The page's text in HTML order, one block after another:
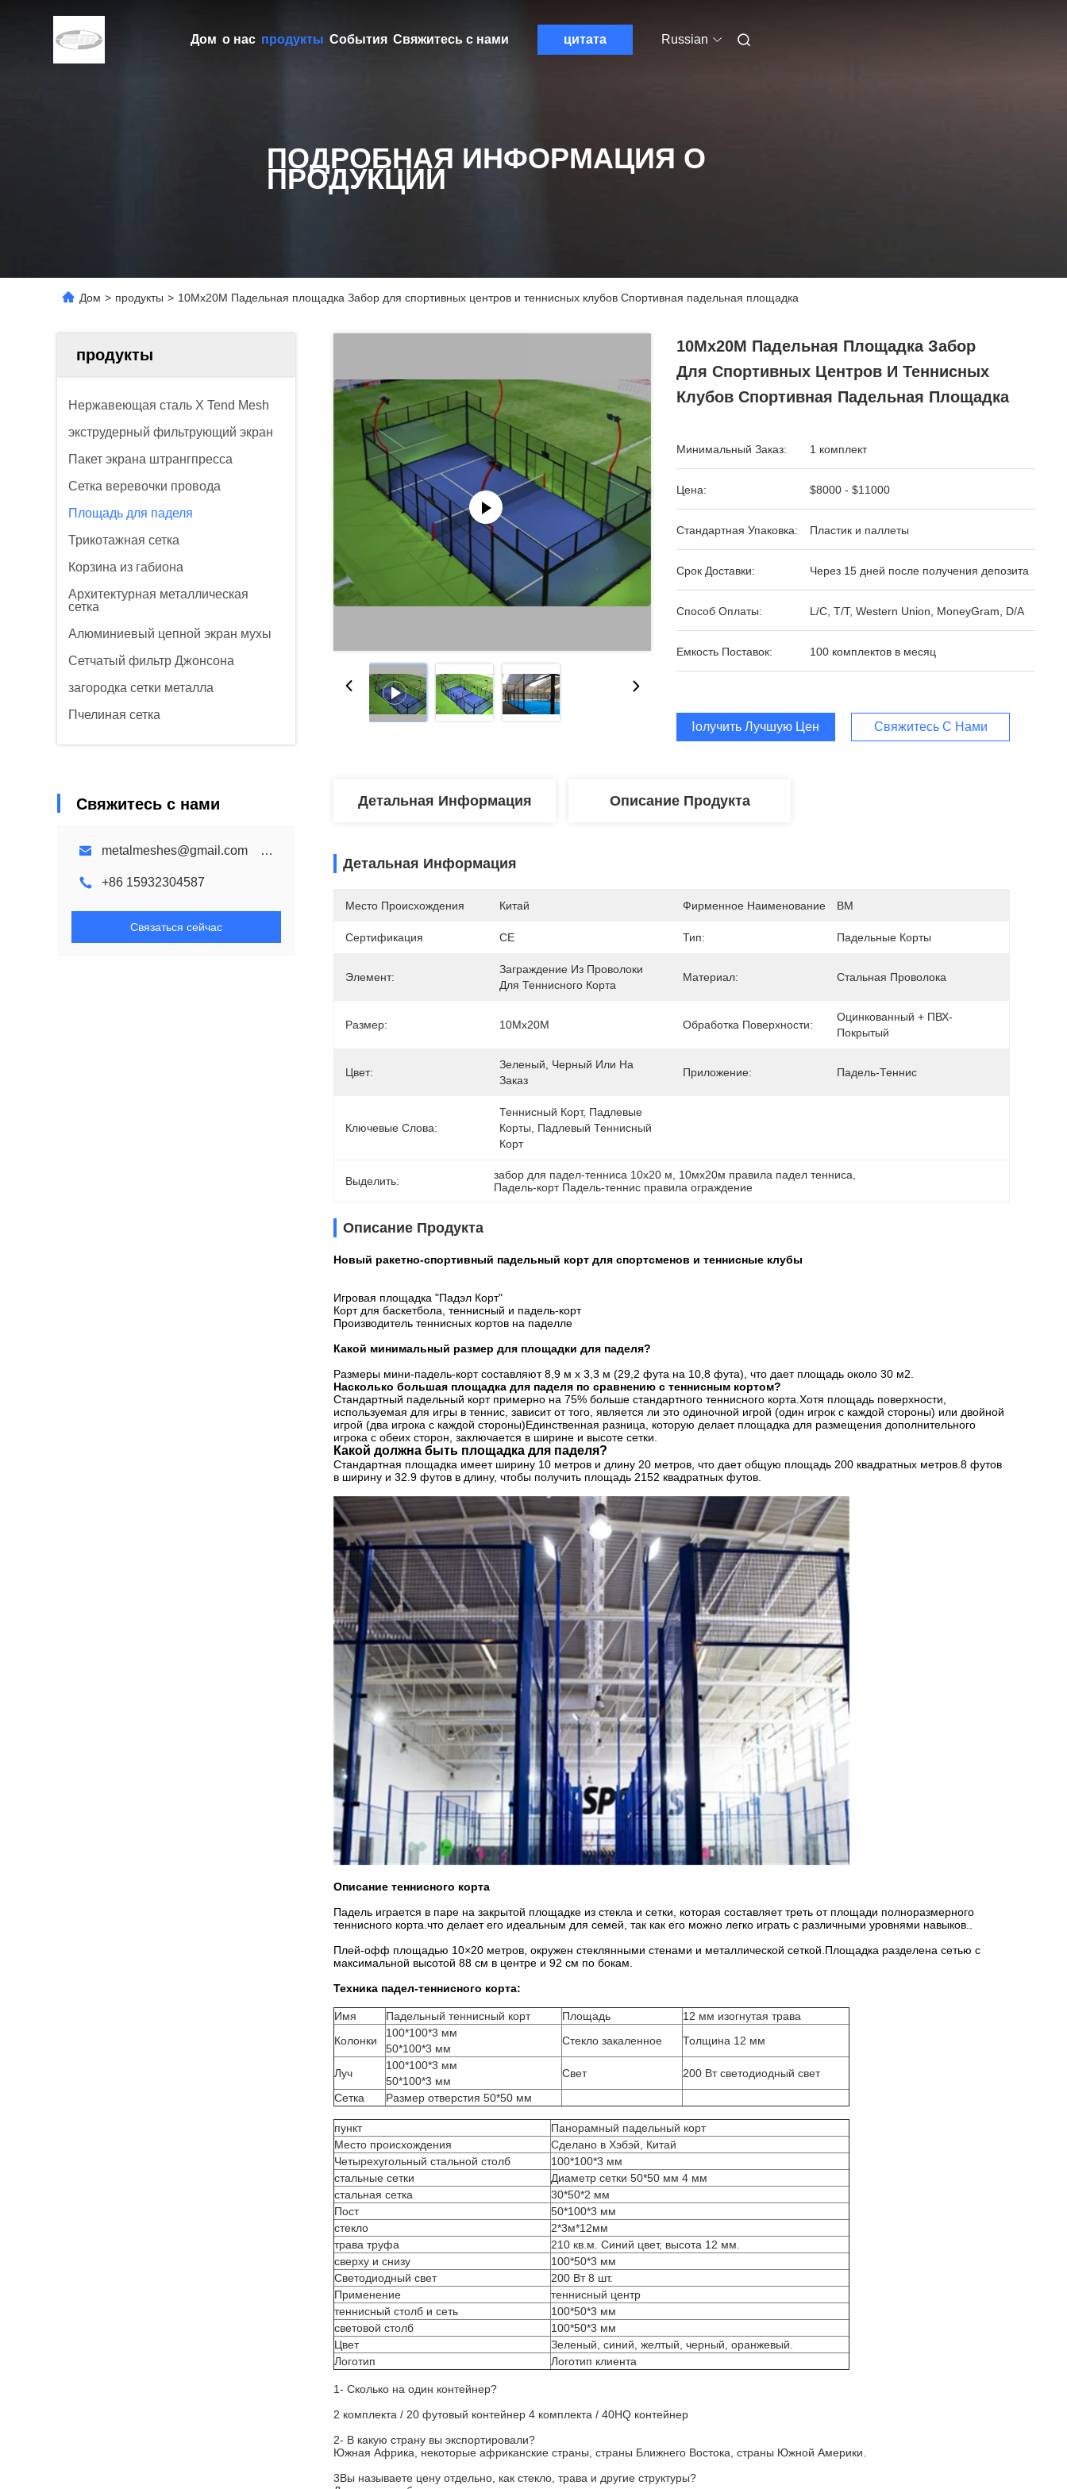
Дом о нас продукты События Свяжитесь с нами цитата Russian
ПОДРОБНАЯ ИНФОРМАЦИЯ О
ПРОДУКЦИИ
Дом > продукты > 10Mx20M Падельная площадка Забор для спортивных центров и теннисных клубов Спортивная падельная площадка
продукты
Нержавеющая сталь X Tend Mesh
экструдерный фильтрующий экран
Пакет экрана штрангпресса
Сетка веревочки провода
Площадь для паделя
Трикотажная сетка
Корзина из габиона
Архитектурная металлическая
сетка
Алюминиевый цепной экран мухы
Сетчатый фильтр Джонсона
загородка сетки металла
Пчелиная сетка
Свяжитесь с нами
metalmeshes@gmail.com karen@bmmetalmesh.com
+86 15932304587
Связаться сейчас
10Mx20M Падельная Площадка Забор
Для Спортивных Центров И Теннисных
Клубов Спортивная Падельная Площадка
Минимальный Заказ: 1 комплект
Цена: $8000 - $11000
Стандартная Упаковка: Пластик и паллеты
Срок Доставки: Через 15 дней после получения депозита
Способ Оплаты: L/C, T/T, Western Union, MoneyGram, D/A
Емкость Поставок: 100 комплектов в месяц
Получить Лучшую Цену Свяжитесь С Нами
Детальная Информация Описание Продукта
Детальная Информация
Место Происхождения Китай Фирменное Наименование BM
Сертификация CE Тип: Падельные Корты
Элемент:
Заграждение Из Проволоки
Для Теннисного Корта
Материал: Стальная Проволока
Размер: 10Mx20M Обработка Поверхности:
Оцинкованный + ПВХ-
Покрытый
Цвет:
Зеленый, Черный Или На
Заказ
Приложение: Падель-Теннис
Ключевые Слова:
Теннисный Корт, Падлевые
Корты, Падлевый Теннисный
Корт
Выделить: забор для падел-тенниса 10x20 м 10мх20м правила падел тенниса
Падель-корт Падель-теннис правила ограждение
Описание Продукта
Новый ракетно-спортивный падельный корт для спортсменов и теннисные клубы
Игровая площадка "Падэл Корт"
Корт для баскетбола, теннисный и падель-корт
Производитель теннисных кортов на паделле
Какой минимальный размер для площадки для паделя?
Размеры мини-падель-корт составляют 8,9 м х 3,3 м (29,2 фута на 10,8 фута), что дает площадь около 30 м2.
Насколько большая площадка для паделя по сравнению с теннисным кортом?
Стандартный падельный корт примерно на 75% больше стандартного теннисного корта.Хотя площадь поверхности,
используемая для игры в теннис, зависит от того, является ли это одиночной игрой (один игрок с каждой стороны) или двойной
игрой (два игрока с каждой стороны)Единственная разница, которую делает площадка для размещения дополнительного
игрока с обеих сторон, заключается в ширине и высоте сетки.
Какой должна быть площадка для паделя?
Стандартная площадка имеет ширину 10 метров и длину 20 метров, что дает общую площадь 200 квадратных метров.8 футов
в ширину и 32.9 футов в длину, чтобы получить площадь 2152 квадратных футов.
Описание теннисного корта
Падель играется в паре на закрытой площадке из стекла и сетки, которая составляет треть от площади полноразмерного
теннисного корта.что делает его идеальным для семей, так как его можно легко играть с различными уровнями навыков..
Плей-офф площадью 10×20 метров, окружен стеклянными стенами и металлической сеткой.Площадка разделена сетью с
максимальной высотой 88 см в центре и 92 см по бокам.
Техника падел-теннисного корта:
Имя Падельный теннисный корт Площадь
12 мм изогнутая трава
Колонки
100*100*3 мм
50*100*3 мм
Стекло закаленное Толщина 12 мм
Луч
100*100*3 мм
50*100*3 мм
Свет
200 Вт светодиодный свет
Сетка
Размер отверстия 50*50 мм
пункт
Панорамный падельный корт
Место происхождения
Сделано в Хэбэй, Китай
Четырехугольный стальной столб
100*100*3 мм
стальные сетки
Диаметр сетки 50*50 мм 4 мм
стальная сетка
30*50*2 мм
Пост
50*100*3 мм
стекло
2*3м*12мм
трава труфа
210 кв.м. Синий цвет, высота 12 мм.
сверху и снизу
100*50*3 мм
Светодиодный свет
200 Вт 8 шт.
Применение
теннисный центр
теннисный столб и сеть
100*50*3 мм
световой столб
100*50*3 мм
Цвет
Зеленый, синий, желтый, черный, оранжевый.
Логотип
Логотип клиента
1- Сколько на один контейнер?
2 комплекта / 20 футовый контейнер 4 комплекта / 40HQ контейнер
2- В какую страну вы экспортировали?
Южная Африка, некоторые африканские страны, страны Ближнего Востока, страны Южной Америки.
3Вы называете цену отдельно, как стекло, трава и другие структуры?